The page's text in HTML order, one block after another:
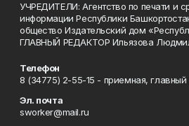
УЧРЕДИТЕЛИ: Агентство по печати и
информации Республики
общество Издательский дом
ГЛАВНЫЙ РЕДАКТОР Ильязова
Телефон
8 (34775) 2-55-15 - приемная, главный
Эл. почта
sworker@mail.ru